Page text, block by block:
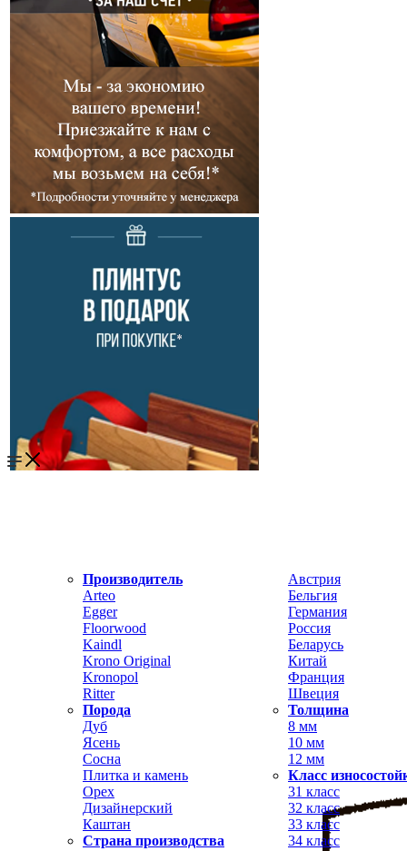
Производитель
Arteo
Egger
Floorwood
Kaindl
Krono Original
Kronopol
Ritter
Порода
Дуб
Ясень
Сосна
Плитка и камень
Орех
Дизайнерский
Каштан
Страна производства
Австрия
Бельгия
Германия
Россия
Беларусь
Китай
Франция
Швеция
Толщина
8 мм
10 мм
12 мм
Класс
31 класс
32 класс
33 класс
34 класс